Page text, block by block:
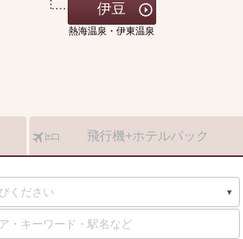
伊豆
熱海温泉・伊東温泉
飛行機+ホテルパック